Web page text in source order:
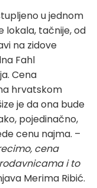
u jednom
lokala, tačnije, od
na zidove
Fahl
Cena
hrvatskom
je da ona bude
pojedinačno,
cenu najma. –
cena
i to
Merima Ribić.